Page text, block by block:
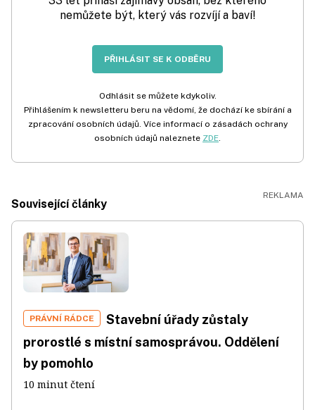
nemůžete být, který vás rozvíjí a baví!
PŘIHLÁSIT SE K ODBĚRU
Odhlásit se můžete kdykoliv.
Přihlášením k newsletteru beru na vědomí, že dochází ke sbírání a
zpracování osobních údajů. Více informací o zásadách ochrany
osobních údajů naleznete ZDE.
Související články
PRÁVNÍ RÁDCE
Stavební úřady zůstaly
prorostlé s místní samosprávou. Oddělení
by pomohlo
10 minut čtení